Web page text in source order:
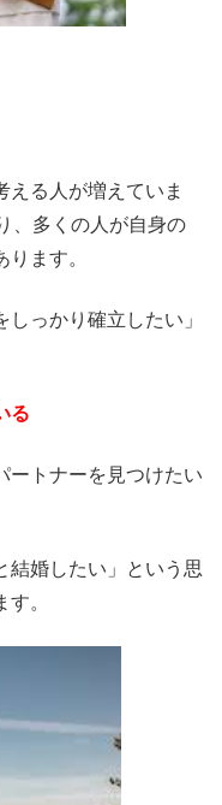
える人が増えていま
、多くの人が自身の
ます。
しっかり確立したい」
る
ートナーを見つけたい
結婚したい」という思
。